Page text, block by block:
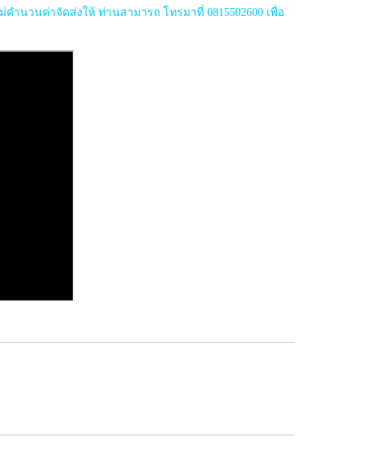
นวนค่าจัดส่งให้ ท่านสามารถ โทรมาที่ 0815502600 เพื่อ